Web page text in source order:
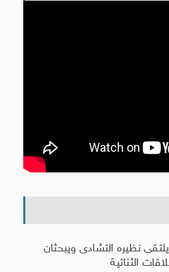
يلتقى نظيره التشادى ويبحثان
الثنائية